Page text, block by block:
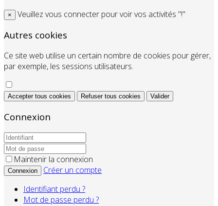
× Veuillez vous connecter pour voir vos activités "!"
Autres cookies
Ce site web utilise un certain nombre de cookies pour gérer,
par exemple, les sessions utilisateurs.
Accepter tous cookies Refuser tous cookies Valider
Connexion
Maintenir la connexion
Connexion
Créer un compte
Identifiant perdu ?
Mot de passe perdu ?